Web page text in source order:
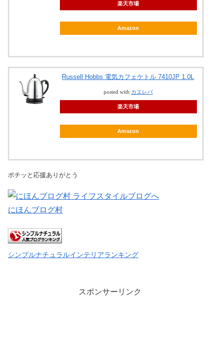
楽天市場
Amazon
Russell Hobbs 電気カフェケトル 7410JP 1.0L
posted with カエレバ
楽天市場
Amazon
ポチッと応援ありがとう
にほんブログ村
シンプルナチュラルインテリアランキング
スポンサーリンク